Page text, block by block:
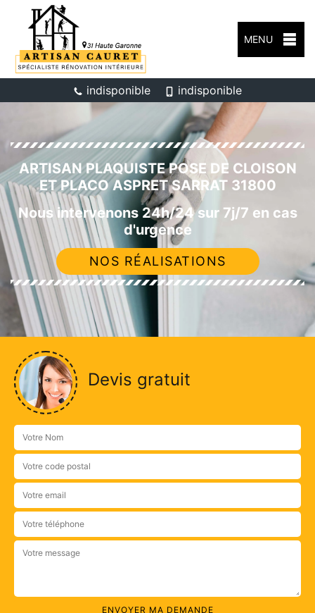
MENU
indisponible indisponible
ARTISAN PLAQUISTE POSE DE CLOISON
ET PLACO ASPRET SARRAT 31800
Nous intervenons 24h/24 sur 7j/7 en cas
d'urgence
NOS RÉALISATIONS
Devis gratuit